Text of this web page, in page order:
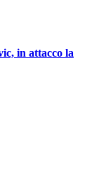
in attacco la